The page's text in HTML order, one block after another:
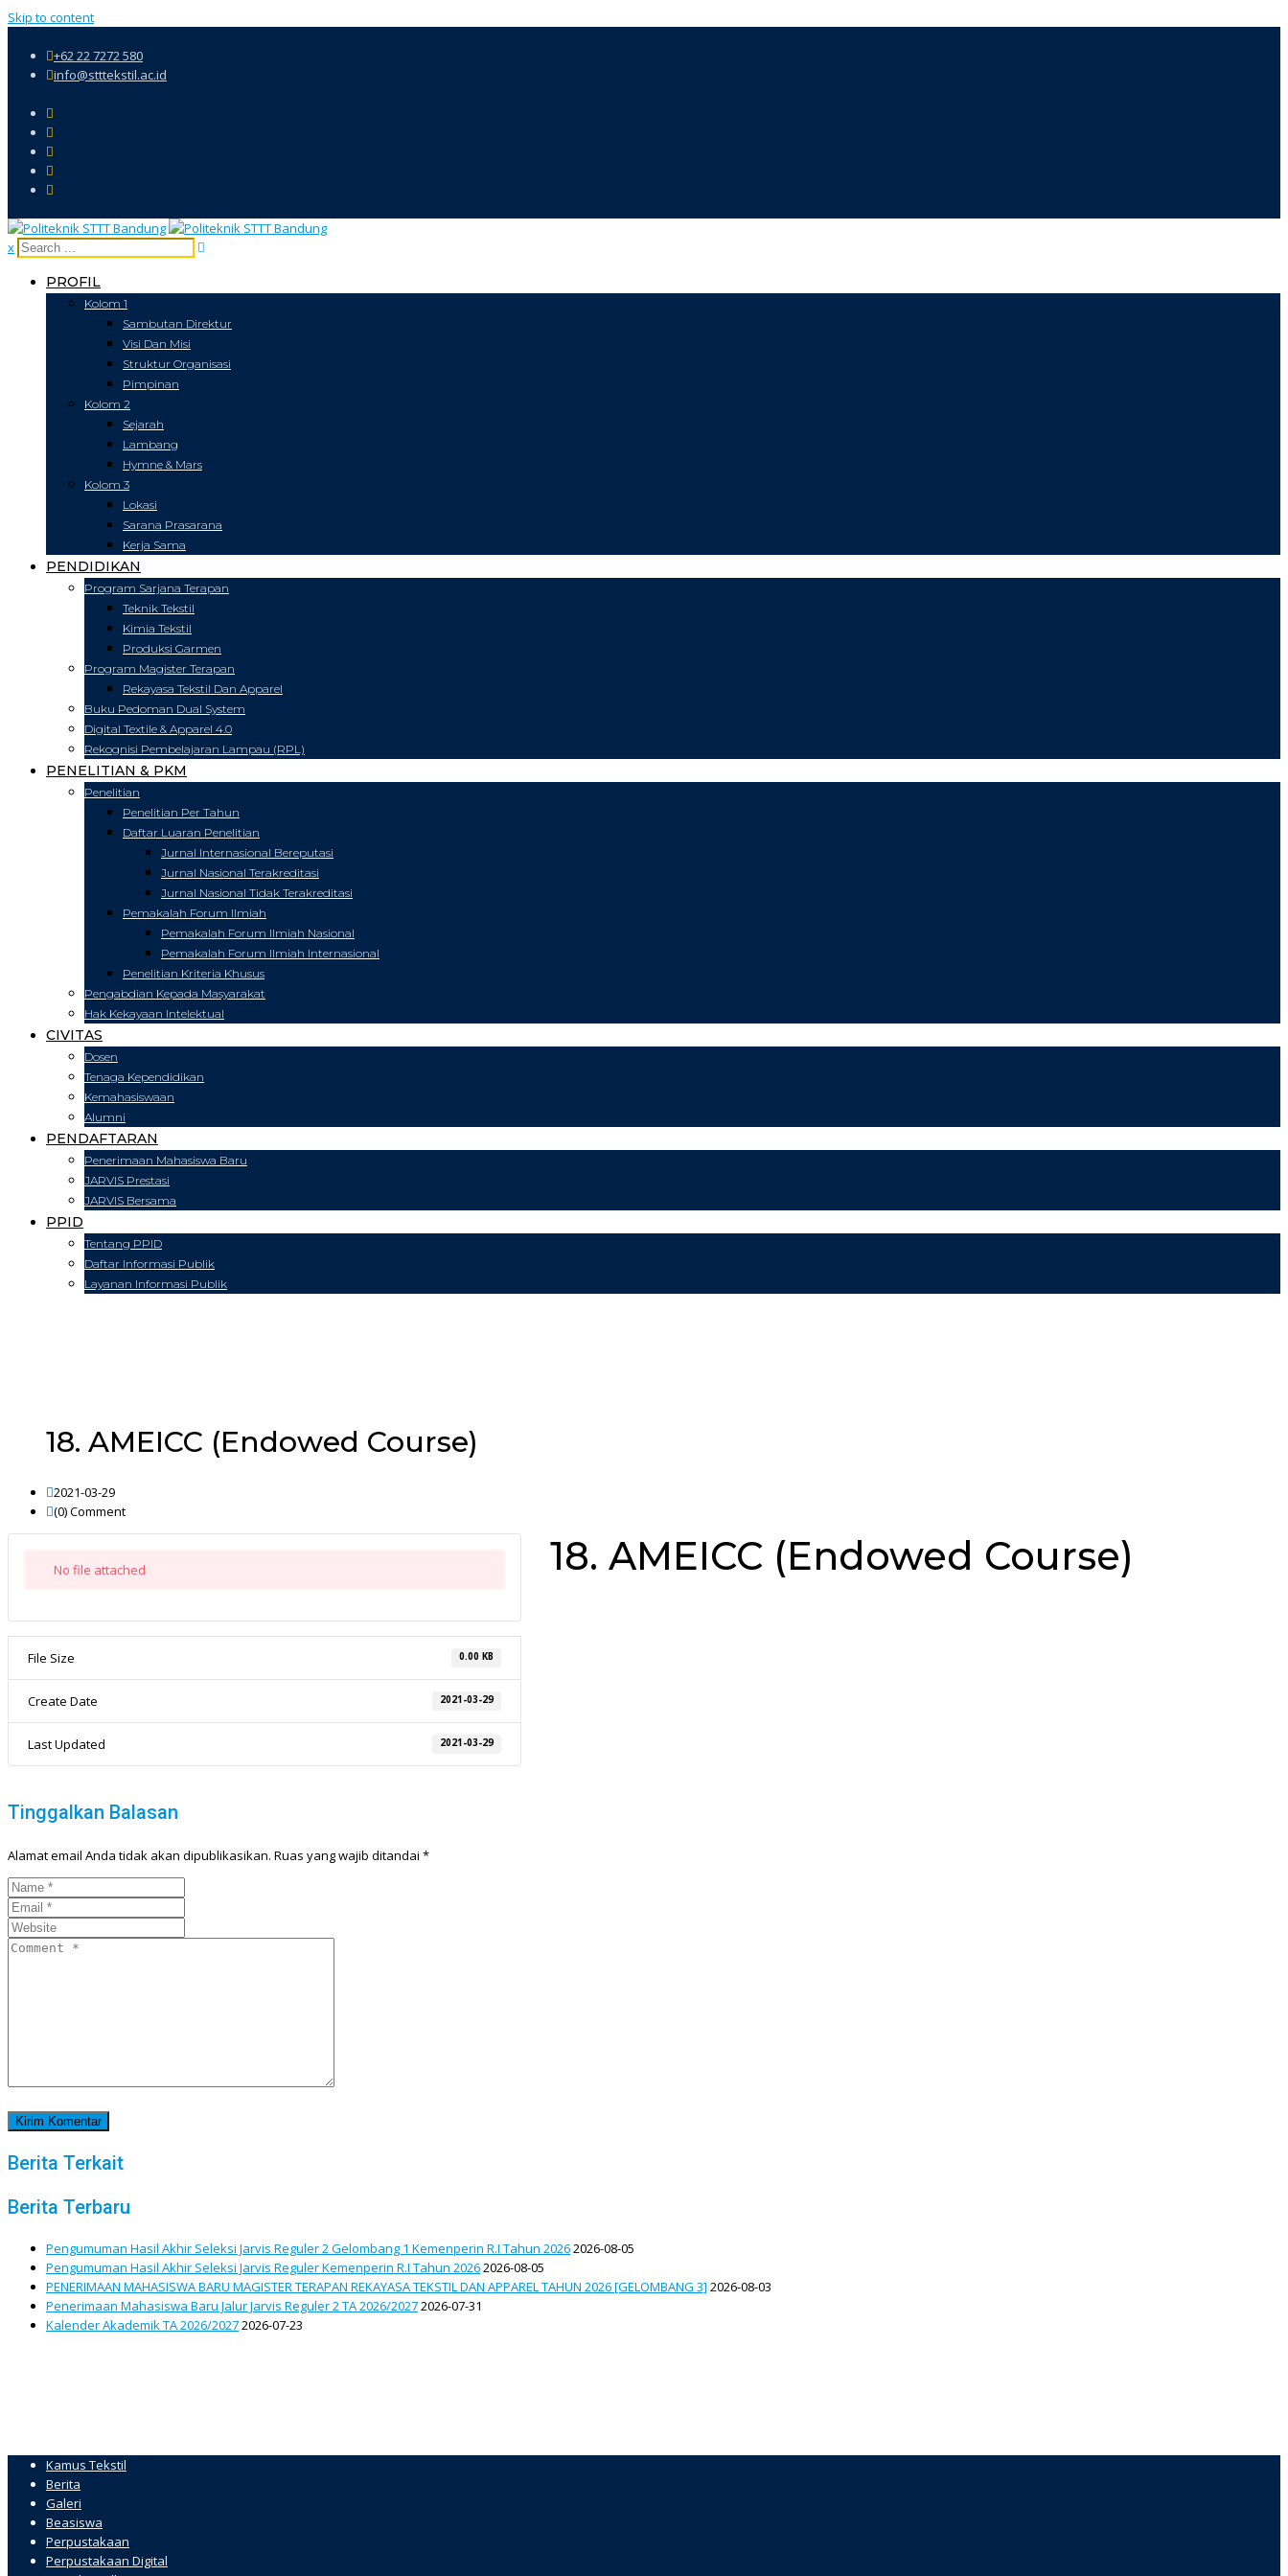
Skip to content
+62 22 7272 580
info@stttekstil.ac.id
x
PROFIL
Kolom 1
Sambutan Direktur
Visi Dan Misi
Struktur Organisasi
Pimpinan
Kolom 2
Sejarah
Lambang
Hymne & Mars
Kolom 3
Lokasi
Sarana Prasarana
Kerja Sama
PENDIDIKAN
Program Sarjana Terapan
Teknik Tekstil
Kimia Tekstil
Produksi Garmen
Program Magister Terapan
Rekayasa Tekstil Dan Apparel
Buku Pedoman Dual System
Digital Textile & Apparel 4.0
Rekognisi Pembelajaran Lampau (RPL)
PENELITIAN & PKM
Penelitian
Penelitian Per Tahun
Daftar Luaran Penelitian
Jurnal Internasional Bereputasi
Jurnal Nasional Terakreditasi
Jurnal Nasional Tidak Terakreditasi
Pemakalah Forum Ilmiah
Pemakalah Forum Ilmiah Nasional
Pemakalah Forum Ilmiah Internasional
Penelitian Kriteria Khusus
Pengabdian Kepada Masyarakat
Hak Kekayaan Intelektual
CIVITAS
Dosen
Tenaga Kependidikan
Kemahasiswaan
Alumni
PENDAFTARAN
Penerimaan Mahasiswa Baru
JARVIS Prestasi
JARVIS Bersama
PPID
Tentang PPID
Daftar Informasi Publik
Layanan Informasi Publik
18. AMEICC (Endowed Course)
2021-03-29
(0)Comment
No file attached
File Size 0.00 KB
Create Date 2021-03-29
Last Updated 2021-03-29
18. AMEICC (Endowed Course)
Tinggalkan Balasan
Alamat email Anda tidak akan dipublikasikan. Ruas yang wajib ditandai *
Berita Terkait
Berita Terbaru
Pengumuman Hasil Akhir Seleksi Jarvis Reguler 2 Gelombang 1 Kemenperin R.I Tahun 20262026-08-05
Pengumuman Hasil Akhir Seleksi Jarvis Reguler Kemenperin R.I Tahun 20262026-08-05
PENERIMAAN MAHASISWA BARU MAGISTER TERAPAN REKAYASA TEKSTIL DAN APPAREL TAHUN 2026 [GELOMBANG 3] 2026-08-03
Penerimaan Mahasiswa Baru Jalur Jarvis Reguler 2 TA 2026/20272026-07-31
Kalender Akademik TA 2026/20272026-07-23
Kamus Tekstil
Berita
Galeri
Beasiswa
Perpustakaan
Perpustakaan Digital